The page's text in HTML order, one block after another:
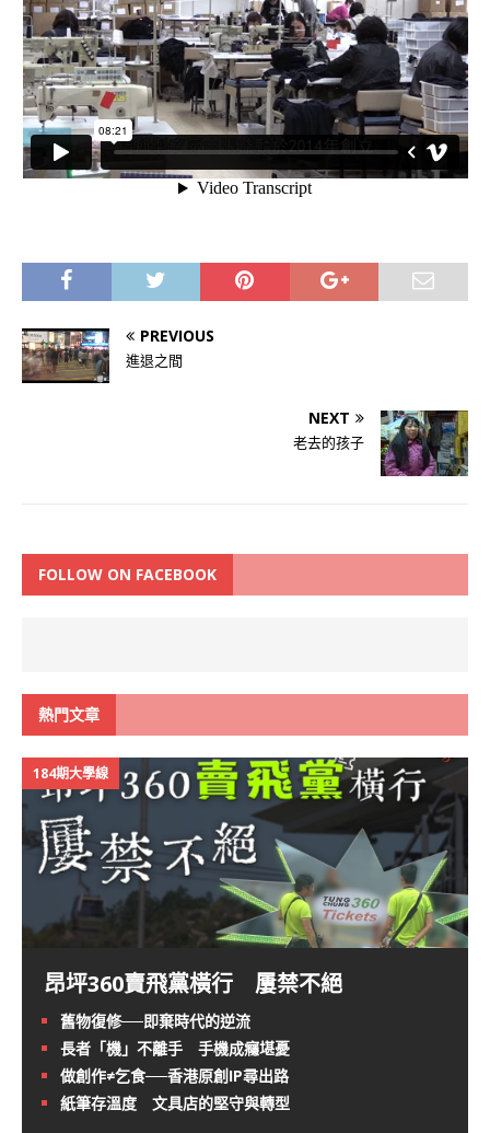
PREVIOUS
進退之間
NEXT
老去的孩子
FOLLOW ON FACEBOOK
熱門文章
184期大學線
昂坪360賣飛黨橫行 屢禁不絕
舊物復修──即棄時代的逆流
長者「機」不離手 手機成癮堪憂
做創作≠乞食──香港原創IP尋出路
紙筆存溫度 文具店的堅守與轉型